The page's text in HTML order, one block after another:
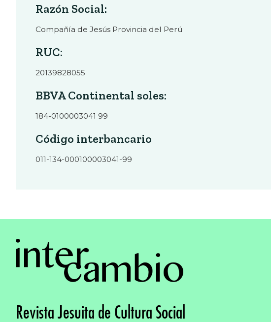
Razón Social:
Compañía de Jesús Provincia del Perú
RUC:
20139828055
BBVA Continental soles:
184-0100003041 99
Código interbancario
011-134-000100003041-99
Revista Jesuita de Cultura Social